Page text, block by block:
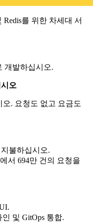
를 위한 차세대 서
개발하십시오.
오
. 요청도 없고 요금도
불하십시오.
서 694만 건의 요청을
및 GitOps 통합.